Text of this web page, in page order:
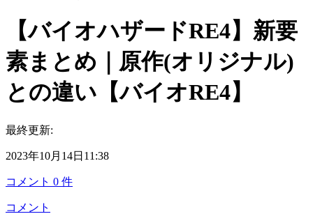
【バイオハザードRE4】新要
素まとめ｜原作(オリジナル)
との違い【バイオRE4】
最終更新:
2023年10月14日11:38
コメント 0 件
コメント